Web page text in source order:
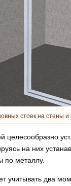
стоек на стены
на них
по металлу.
учитывать два